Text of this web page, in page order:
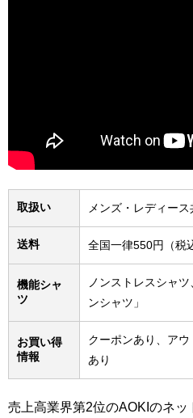
取扱い メンズ・レディース
送料 全国一律550円（税
機能シャ
ツ
ノンストレスシャ
ンシャツ」
お買い得
情報
クーポンあり、ア
あり
売上高業界第2位のAOKIのネ